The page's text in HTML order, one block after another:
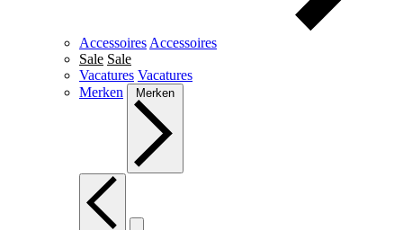
Accessoires Accessoires
Sale Sale
Vacatures Vacatures
Merken
Merken